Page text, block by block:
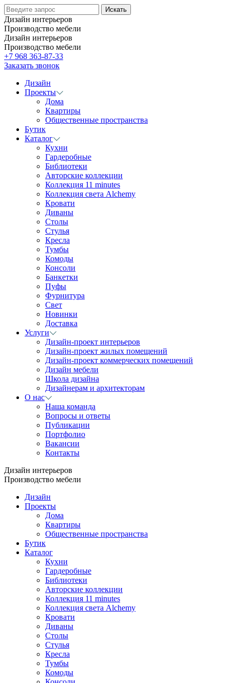
Дизайн интерьеров
Производство мебели
Дизайн интерьеров
Производство мебели
+7 968 363-87-33
Заказать звонок
Дизайн
Проекты
Дома
Квартиры
Общественные пространства
Бутик
Каталог
Кухни
Гардеробные
Библиотеки
Авторские коллекции
Коллекция 11 minutes
Коллекция света Alchemy
Кровати
Диваны
Столы
Стулья
Кресла
Тумбы
Комоды
Консоли
Банкетки
Пуфы
Фурнитура
Свет
Новинки
Доставка
Услуги
Дизайн-проект интерьеров
Дизайн-проект жилых помещений
Дизайн-проект коммерческих помещений
Дизайн мебели
Школа дизайна
Дизайнерам и архитекторам
О нас
Наша команда
Вопросы и ответы
Публикации
Портфолио
Вакансии
Контакты
Дизайн интерьеров
Производство мебели
Дизайн
Проекты
Дома
Квартиры
Общественные пространства
Бутик
Каталог
Кухни
Гардеробные
Библиотеки
Авторские коллекции
Коллекция 11 minutes
Коллекция света Alchemy
Кровати
Диваны
Столы
Стулья
Кресла
Тумбы
Комоды